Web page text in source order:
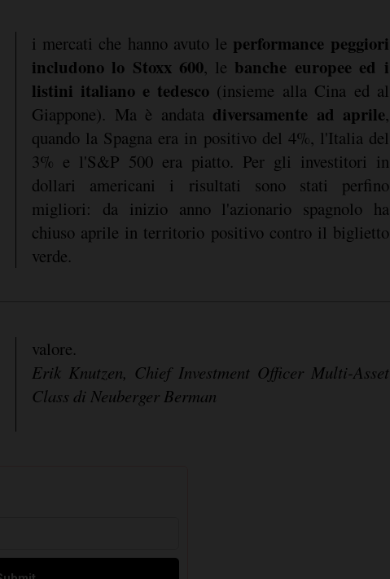
i mercati che hanno avuto le performance peggiori
includono lo Stoxx 600, le banche europee ed i
listini italiano e tedesco (insieme alla Cina ed al
Giappone). Ma è andata diversamente ad aprile,
quando la Spagna era in positivo del 4%, l'Italia del
3% e l'S&P 500 era piatto. Per gli investitori in
dollari americani i risultati sono stati perfino
migliori: da inizio anno l'azionario spagnolo ha
chiuso aprile in territorio positivo contro il biglietto
verde.
valore.
Erik Knutzen, Chief Investment Officer Multi-Asset
Class di Neuberger Berman